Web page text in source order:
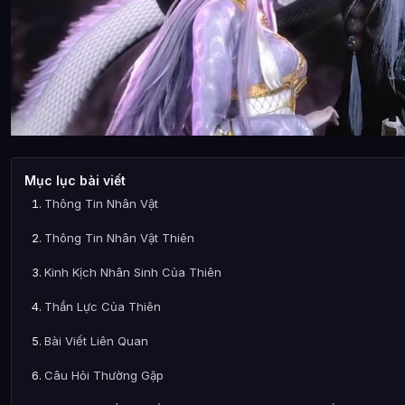
Mục lục bài viết
Thông Tin Nhân Vật
Thông Tin Nhân Vật Thiên
Kinh Kịch Nhân Sinh Của Thiên
Thần Lực Của Thiên
Bài Viết Liên Quan
Câu Hỏi Thường Gặp